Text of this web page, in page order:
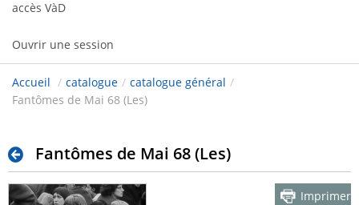
accès VàD
Ouvrir une session
Accueil / catalogue / catalogue général /
Fantômes de Mai 68 (Les)
Fantômes de Mai 68 (Les)
Imprimer